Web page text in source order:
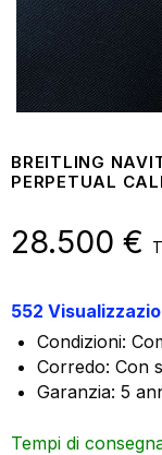
BREITLING
PERPETUAL
28.500 €
552
Condizioni:
Corredo: Con
Garanzia: 5
Tempi di